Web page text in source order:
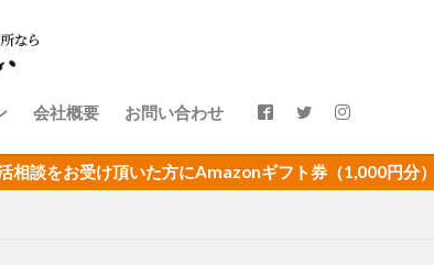
会社概要 お問い合わせ
頂いた方にAmazonギフト券（1,000円分）プレゼント【